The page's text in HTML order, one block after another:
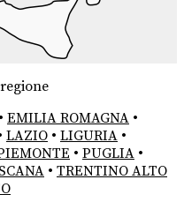
• EMILIA ROMAGNA •
LAZIO • LIGURIA •
• PUGLIA •
• TRENTINO ALTO